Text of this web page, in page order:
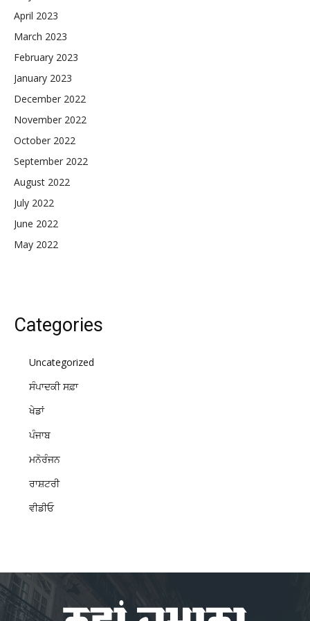
April 2023
March 2023
February 2023
January 2023
December 2022
November 2022
October 2022
September 2022
August 2022
July 2022
June 2022
May 2022
Categories
Uncategorized
ਸੰਪਾਦਕੀ ਸਫ਼ਾ
ਖੇਡਾਂ
ਪੰਜਾਬ
ਮਨੋਰੰਜਨ
ਰਾਸ਼ਟਰੀ
ਵੀਡੀਓ